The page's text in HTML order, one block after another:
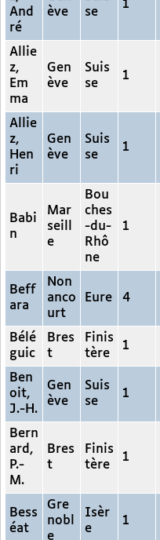
And
ré
ève
se
1
Allie
z,
Em
ma
Gen
ève
Suis
se
1
Allie
z,
Hen
ri
Gen
ève
Suis
se
1
Babi
n
Mar
seill
e
Bou
ches
-du-
Rhô
ne
1
Beff
ara
Non
anco
urt
Eure 4
Bélé
guic
Bres
t
Finis
tère
1
Ben
oit,
J.-H.
Gen
ève
Suis
se
1
Bern
ard,
P.-
M.
Bres
t
Finis
tère
1
Bess
éat
Gre
nobl
e
Isèr
e
1